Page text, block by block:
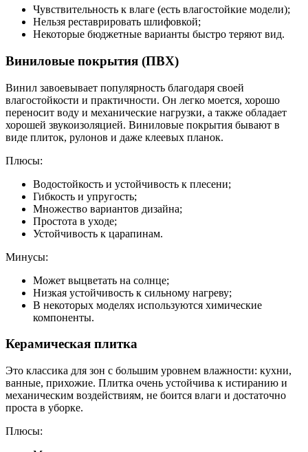
Чувствительность к влаге (есть влагостойкие модели);
Нельзя реставрировать шлифовкой;
Некоторые бюджетные варианты быстро теряют вид.
Виниловые покрытия (ПВХ)
Винил завоевывает популярность благодаря своей
влагостойкости и практичности. Он легко моется, хорошо
переносит воду и механические нагрузки, а также обладает
хорошей звукоизоляцией. Виниловые покрытия бывают в
виде плиток, рулонов и даже клеевых планок.
Плюсы:
Водостойкость и устойчивость к плесени;
Гибкость и упругость;
Множество вариантов дизайна;
Простота в уходе;
Устойчивость к царапинам.
Минусы:
Может выцветать на солнце;
Низкая устойчивость к сильному нагреву;
В некоторых моделях используются химические
компоненты.
Керамическая плитка
Это классика для зон с большим уровнем влажности: кухни,
ванные, прихожие. Плитка очень устойчива к истиранию и
механическим воздействиям, не боится влаги и достаточно
проста в уборке.
Плюсы: